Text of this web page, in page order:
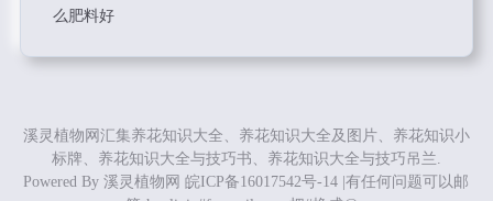
么肥料好
溪灵植物网汇集养花知识大全、养花知识大全及图片、养花知识小
标牌、养花知识大全与技巧书、养花知识大全与技巧吊兰.
Powered By溪灵植物网 皖ICP备16017542号-14 |有任何问题可以邮